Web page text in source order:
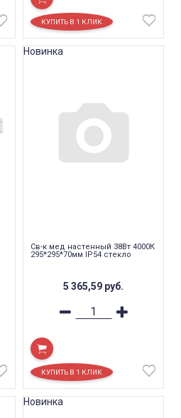
Св-к мед настенный 38Вт 4000К
295*295*70мм IP54 стекло
5 365,59 руб.
Новинка
Новинка